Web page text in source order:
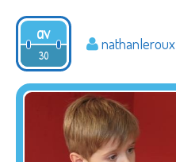
av
30
2016
nathanleroux